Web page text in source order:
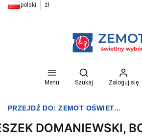
polski zł
Menu
Otwórz
Szukaj Zaloguj się
PRZEJDŹ DO:ZEMOT OŚWIETLENIE I ELEKTRYKA
DOMANIEWSKI,